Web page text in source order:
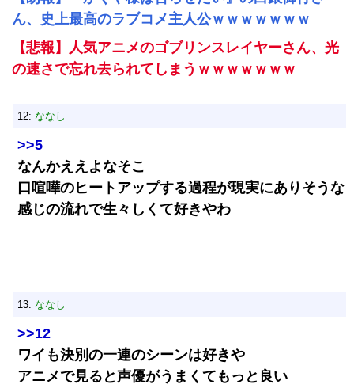
ん、史上最高のラブコメ主人公ｗｗｗｗｗｗｗ
【悲報】人気アニメのゴブリンスレイヤーさん、光
の速さで忘れ去られてしまうｗｗｗｗｗｗｗ
12: ななし
>>5
なんかええよなそこ
口喧嘩のヒートアップする過程が現実にありそうな
感じの流れで生々しくて好きやわ
13: ななし
>>12
ワイも決別の一連のシーンは好きや
アニメで見ると声優がうまくてもっと良い